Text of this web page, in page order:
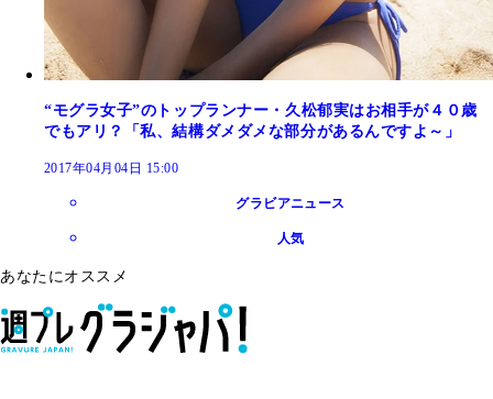
“モグラ女子”のトップランナー・久松郁実はお相手が４０歳
でもアリ？「私、結構ダメダメな部分があるんですよ～」
2017年04月04日 15:00
グラビアニュース
人気
あなたにオススメ